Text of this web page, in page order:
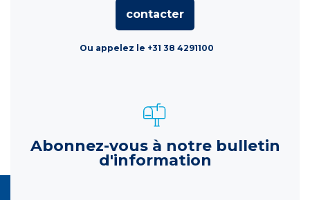
contacter
Ou appelez le +31 38 4291100
Abonnez-vous à notre bulletin
d'information